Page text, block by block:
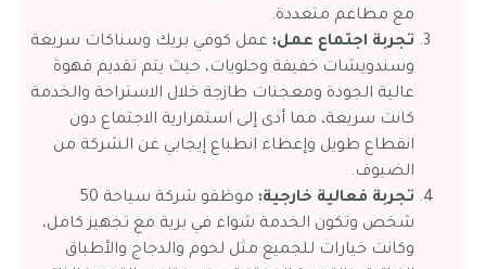
مع مطاعم متعددة.
تجربة اجتماع عمل: عمل كوفي بريك وسناكات سريعة
وسندويشات خفيفة وحلويات، حيث يتم تقديم قهوة
عالية الجودة ومعجنات طازجة خلال الاستراحة والخدمة
كانت سريعة، مما أدى إلى استمرارية الاجتماع دون
انقطاع طويل وإعطاء انطباع إيجابي عن الشركة من
الضيوف.
تجربة فعالية خارجية:
موظفو شركة سياحة 50
شخص وتكون الخدمة شواء في برية مع تجهيز كامل،
وكانت خيارات للجميع مثل لحوم والدجاج والأطباق